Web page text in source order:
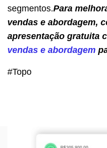
segmentos.Para
vendas e abordagem,
apresentação gratuita
vendas e abordagem
#Topo